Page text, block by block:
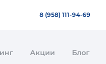
8 (958) 111-94-69
Акции Блог